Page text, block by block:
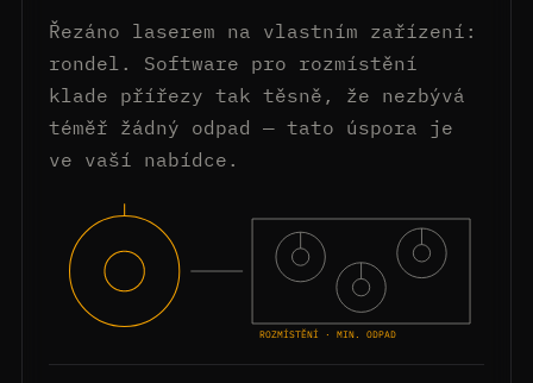
Řezáno laserem na vlastním zařízení:
rondel. Software pro rozmístění
klade přířezy tak těsně, že nezbývá
téměř žádný odpad — tato úspora je
ve vaší nabídce.
ROZMÍSTĚNÍ · MIN. ODPAD